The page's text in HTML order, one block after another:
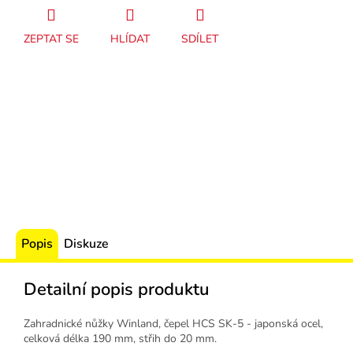
ZEPTAT SE HLÍDAT SDÍLET
Popis Diskuze
Detailní popis produktu
Zahradnické nůžky Winland, čepel HCS SK-5 - japonská ocel,
celková délka 190 mm, střih do 20 mm.